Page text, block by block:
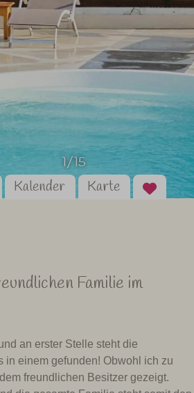
1/15
Kalender Karte
Familie im
an erster Stelle steht die
in einem gefunden! Obwohl ich zu
freundlichen Besitzer gezeigt.